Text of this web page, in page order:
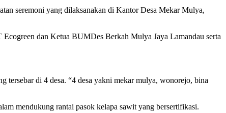
seremoni yang dilaksanakan di Kantor Desa Mekar Mulya,
dan Ketua BUMDes Berkah Mulya Jaya Lamandau serta
di 4 desa. “4 desa yakni mekar mulya, wonorejo, bina
mendukung rantai pasok kelapa sawit yang bersertifikasi.